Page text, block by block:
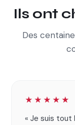
Ils ont
Des
★★★★★
« Je suis tout